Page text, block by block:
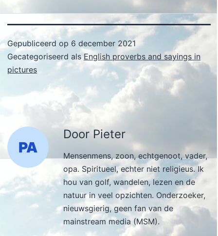
Gepubliceerd op 6 december 2021
Gecategoriseerd alsEnglish proverbs and sayings in
pictures
Door Pieter
Mensenmens, zoon, echtgenoot, vader,
opa. Spiritueel, echter niet religieus. Ik
hou van golf, wandelen, lezen en de
natuur in veel opzichten. Onderzoeker,
nieuwsgierig, geen fan van de
mainstream media (MSM).